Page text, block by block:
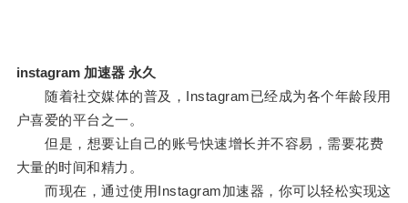
instagram 加速器 永久
随着社交媒体的普及，Instagram已经成为各个年龄段用
户喜爱的平台之一。
但是，想要让自己的账号快速增长并不容易，需要花费
大量的时间和精力。
而现在，通过使用Instagram加速器，你可以轻松实现这